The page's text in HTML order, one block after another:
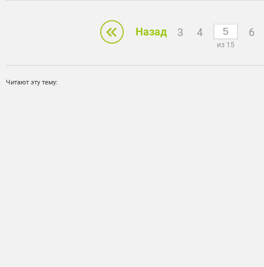
Назад 3 4
из 15
6
Читают эту тему: